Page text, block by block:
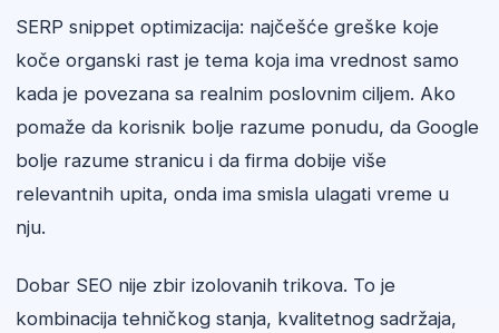
SERP snippet optimizacija: najčešće greške koje
koče organski rast je tema koja ima vrednost samo
kada je povezana sa realnim poslovnim ciljem. Ako
pomaže da korisnik bolje razume ponudu, da Google
bolje razume stranicu i da firma dobije više
relevantnih upita, onda ima smisla ulagati vreme u
nju.
Dobar SEO nije zbir izolovanih trikova. To je
kombinacija tehničkog stanja, kvalitetnog sadržaja,